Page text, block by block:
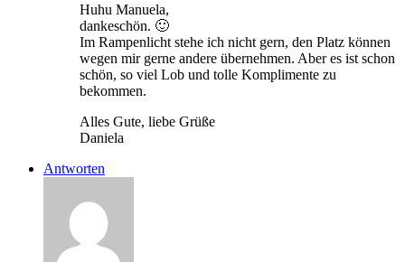
Huhu Manuela,
dankeschön. 🙂
Im Rampenlicht stehe ich nicht gern, den Platz können
wegen mir gerne andere übernehmen. Aber es ist schon
schön, so viel Lob und tolle Komplimente zu
bekommen.
Alles Gute, liebe Grüße
Daniela
Antworten